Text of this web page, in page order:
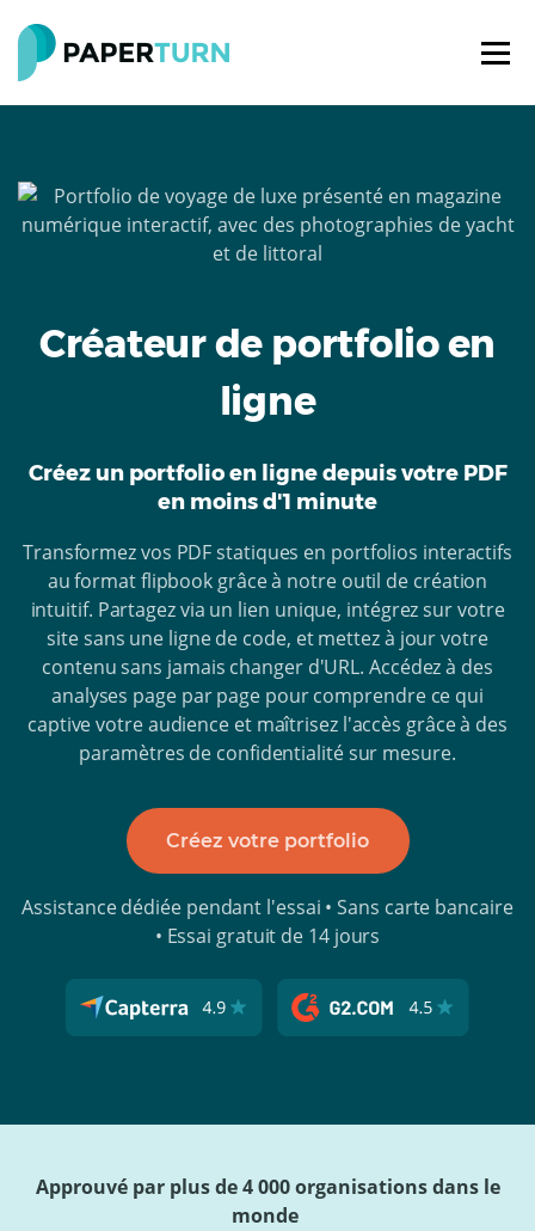
Créateur de portfolio en
ligne
Créez un portfolio en ligne depuis votre PDF
en moins d'1 minute
Transformez vos PDF statiques en portfolios interactifs
au format flipbook grâce à notre outil de création
intuitif. Partagez via un lien unique, intégrez sur votre
site sans une ligne de code, et mettez à jour votre
contenu sans jamais changer d'URL. Accédez à des
analyses page par page pour comprendre ce qui
captive votre audience et maîtrisez l'accès grâce à des
paramètres de confidentialité sur mesure.
Créez votre portfolio
Assistance dédiée pendant l'essai • Sans carte bancaire
• Essai gratuit de 14 jours
Approuvé par plus de 4 000 organisations dans le
monde